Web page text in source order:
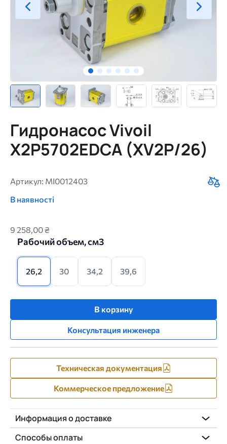
Гидронасос Vivoil
X2P5702EDCA (XV2P/26)
Артикул: MI0012403
В наявності
9 258,00 ₴
Рабочий объем, см3
26,2 30 34,2 39,6
В корзину
Консультация инженера
Техническая документация
Коммерческое предложение
Информация о доставке
Способы оплаты